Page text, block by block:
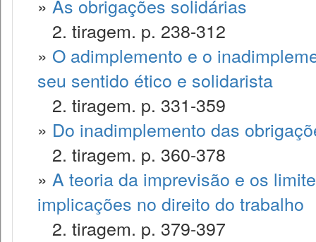
» As obrigações solidárias
2. tiragem. p. 238-312
» O adimplemento e o
seu sentido ético e solidarista
2. tiragem. p. 331-359
» Do inadimplemento das
2. tiragem. p. 360-378
» A teoria da imprevisão e os
implicações no direito do trabalho
2. tiragem. p. 379-397